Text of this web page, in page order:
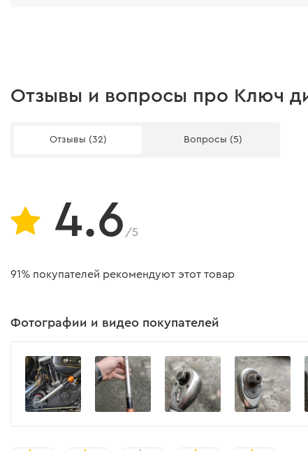
высокую степень защиты от повреждений и
Отзывы и вопросы про Ключ
Отзывы (32) Вопросы (5)
4.6 /5
91% покупателей рекомендуют этот товар
Фотографии и видео покупателей